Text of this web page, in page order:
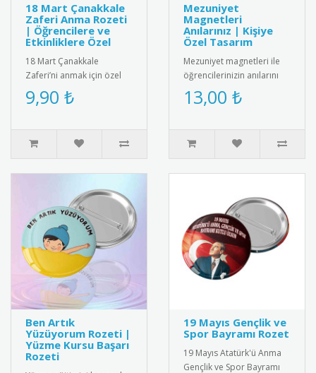
18 Mart Çanakkale
Zaferi Anma Rozeti
| Öğrencilere ve
Etkinliklere Özel
18 Mart Çanakkale
Zaferi’ni anmak için özel
olarak tasarlanmış rozet.
Öğrencilere, öğretmenlere
9,90 ₺
Mezuniyet
Magnetleri
Anılarınız | Kişiye
Özel Tasarım
Mezuniyet magnetleri ile
öğrencilerinizin anılarını
ölümsüzleştirin. Fotoğraflı
ve isimli seçenekler..
13,00 ₺
Ben Artık
Yüzüyorum Rozeti |
Yüzme Kursu Başarı
Rozeti
19 Mayıs Gençlik ve
Spor Bayramı Rozet
19 Mayıs Atatürk'ü Anma
Gençlik ve Spor Bayramı